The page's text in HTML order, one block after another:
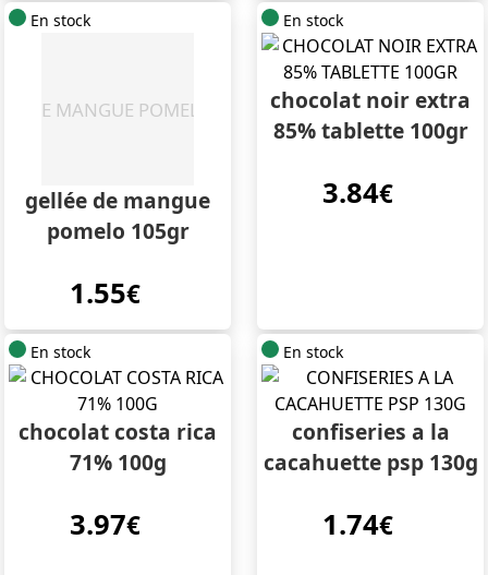
En stock
gellée de mangue
pomelo 105gr
1.55€
En stock
chocolat noir extra
85% tablette 100gr
3.84€
En stock
chocolat costa rica
71% 100g
3.97€
En stock
confiseries a la
cacahuette psp 130g
1.74€